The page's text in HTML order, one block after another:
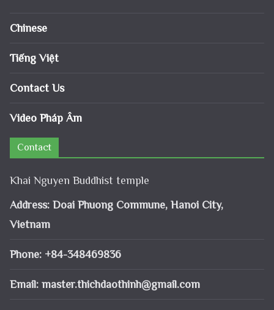
Chinese
Tiếng Việt
Contact Us
Video Pháp Âm
Contact
Khai Nguyen Buddhist temple
Address: Doai Phuong Commune, Hanoi City,
Vietnam
Phone: +84-348469836
Email: master.thichdaothinh@gmail.com